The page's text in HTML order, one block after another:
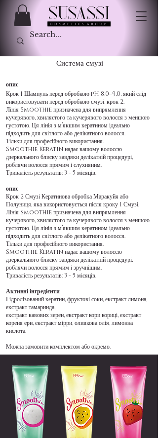
Система смузі
опис
Крок 1 Шампунь перед обробкою pH 8,0–9,0, який слід
використовувати перед обробкою смузі, крок 2.
Лінія Smoothie призначена для випрямлення
кучерявого, хвилястого та кучерявого волосся з меншою
густотою. Ця лінія з м’якшим кератином ідеально
підходить для світлого або делікатного волосся.
Тільки для професійного використання.
Smoothie Keratin надає вашому волоссю
дзеркального блиску завдяки делікатній процедурі,
роблячи волосся прямим і слухняним.
Тривалість результатів: 3 - 5 місяців.
опис
Крок 2 Смузі Кератинова обробка Маракуйя або
Полуниця, яка використовується після кроку 1 Смузі.
Лінія Smoothie призначена для випрямлення
кучерявого, хвилястого та кучерявого волосся з меншою
густотою. Ця лінія з м’якшим кератином ідеально
підходить для світлого або делікатного волосся.
Тільки для професійного використання.
Smoothie Keratin надає вашому волоссю
дзеркального блиску завдяки делікатній процедурі,
роблячи волосся прямим і зручнішим.
Тривалість результатів: 3 - 5 місяців.
Активні інгредієнти
Гідролізований кератин, фруктові соки, екстракт лимона,
екстракт тамаринда,
екстракт кавових зерен, екстракт кори кориці, екстракт
кореня ери, екстракт мірри, оливкова олія, лимонна
кислота.
Можна замовити комплектом або окремо.